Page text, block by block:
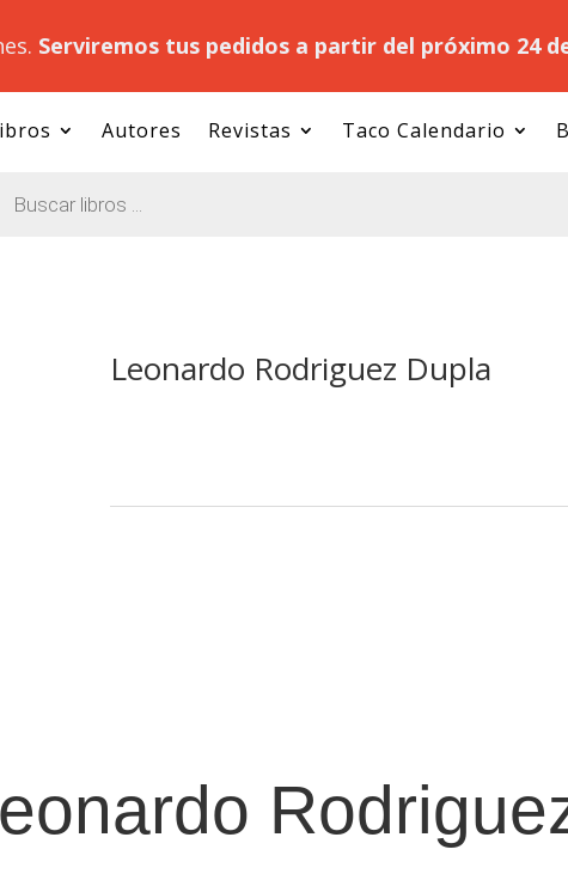
Serviremos tus pedidos a partir del próximo 24
Autores Revistas Taco Calendario
Leonardo Rodriguez Dupla